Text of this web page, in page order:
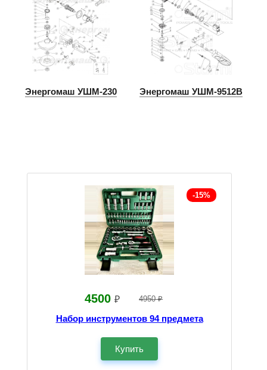
Энергомаш УШМ-230 Энергомаш УШМ-9512В
-15%
4500 ₽ 4950 ₽
Набор инструментов 94 предмета
Купить